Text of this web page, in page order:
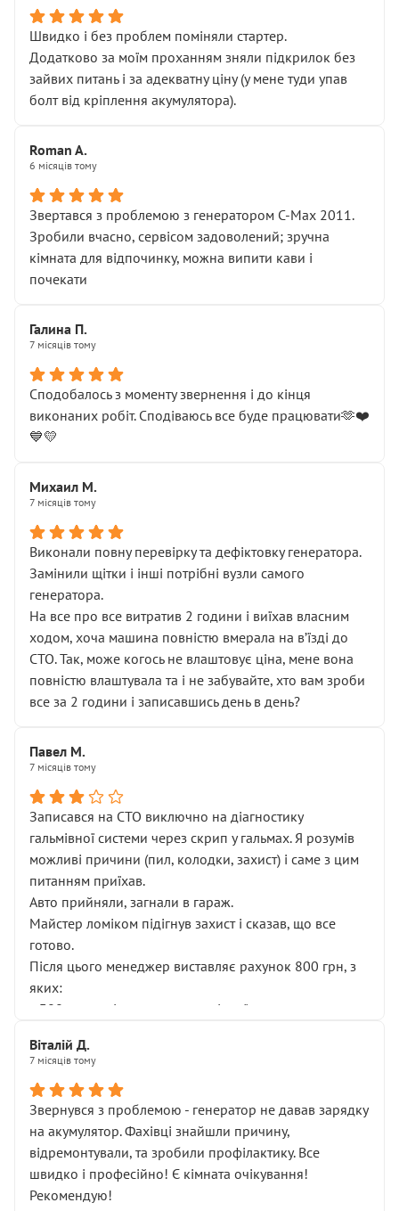
Швидко і без проблем поміняли стартер.
Додатково за моїм проханням зняли підкрилок без
зайвих питань і за адекватну ціну (у мене туди упав
болт від кріплення акумулятора).
Roman A.
6 місяців тому
Звертався з проблемою з генератором C-Max 2011.
Зробили вчасно, сервісом задоволений; зручна
кімната для відпочинку, можна випити кави і
почекати
Галина П.
7 місяців тому
Сподобалось з моменту звернення і до кінця
виконаних робіт. Сподіваюсь все буде працювати🫶❤️
💙💛
Михаил М.
7 місяців тому
Виконали повну перевірку та дефіктовку генератора.
Замінили щітки і інші потрібні вузли самого
генератора.
На все про все витратив 2 години і виїхав власним
ходом, хоча машина повністю вмерала на вʼїзді до
СТО. Так, може когось не влаштовує ціна, мене вона
повністю влаштувала та і не забувайте, хто вам зроби
все за 2 години і записавшись день в день?
Павел М.
7 місяців тому
Записався на СТО виключно на діагностику
гальмівної системи через скрип у гальмах. Я розумів
можливі причини (пил, колодки, захист) і саме з цим
питанням приїхав.
Авто прийняли, загнали в гараж.
Майстер ломіком підігнув захист і сказав, що все
готово.
Після цього менеджер виставляє рахунок 800 грн, з
яких:
• 300 грн — діагностика гальмівної системи
НЕ погоджував
послуга. Тим більше, я був поруч і жодної реальної
діагностики ходової не проводилось. Після
зауваження гроші за цю “послугу” повернули, що
лише підтвердило мою правоту.
Але головне — я виїжджаю з боксу, і скрип у гальмах
залишився таким самим, як і був. Тобто оплачена
Віталій Д.
7 місяців тому
Звернувся з проблемою - генератор не давав зарядку
на акумулятор. Фахівці знайшли причину,
відремонтували, та зробили профілактику. Все
швидко і професійно! Є кімната очікування!
Рекомендую!